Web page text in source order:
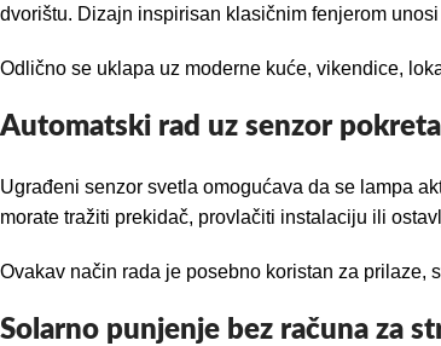
dvorištu. Dizajn inspirisan klasičnim fenjerom
Odlično se uklapa uz moderne kuće, vikendice,
Automatski rad uz senzor
Ugrađeni senzor svetla omogućava da se lampa
morate tražiti prekidač, provlačiti instalaciju ili
Ovakav način rada je posebno koristan za prilaze,
Solarno punjenje bez računa za